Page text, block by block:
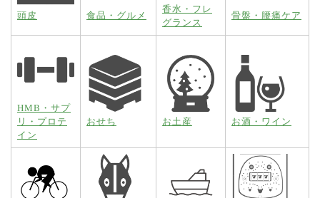
頭皮 食品・グルメ
香水・フレ
グランス
骨盤・腰痛ケア
HMB・サプ
リ・プロテ
イン
おせち お土産 お酒・ワイン